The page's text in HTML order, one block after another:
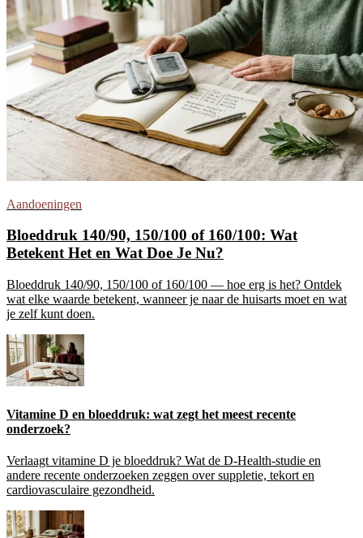
Aandoeningen
Bloeddruk 140/90, 150/100 of 160/100: Wat
Betekent Het en Wat Doe Je Nu?
Bloeddruk 140/90, 150/100 of 160/100 — hoe erg is het? Ontdek
wat elke waarde betekent, wanneer je naar de huisarts moet en wat
je zelf kunt doen.
Vitamine D en bloeddruk: wat zegt het meest recente
onderzoek?
Verlaagt vitamine D je bloeddruk? Wat de D-Health-studie en
andere recente onderzoeken zeggen over suppletie, tekort en
cardiovasculaire gezondheid.